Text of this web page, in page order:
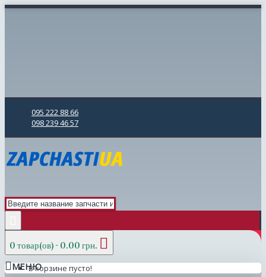
095 222 88 66
098 239 46 57
0 товар(ов) - 0.00 грн.
В корзине пусто!
МЕНЮ